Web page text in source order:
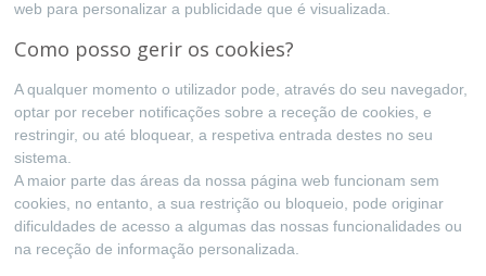
web para personalizar a publicidade que é visualizada.
Como posso gerir os cookies?
A qualquer momento o utilizador pode, através do seu navegador,
optar por receber notificações sobre a receção de cookies, e
restringir, ou até bloquear, a respetiva entrada destes no seu
sistema.
A maior parte das áreas da nossa página web funcionam sem
cookies, no entanto, a sua restrição ou bloqueio, pode originar
dificuldades de acesso a algumas das nossas funcionalidades ou
na receção de informação personalizada.